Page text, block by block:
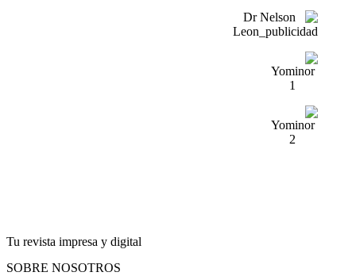
Tu revista impresa y digital
SOBRE NOSOTROS